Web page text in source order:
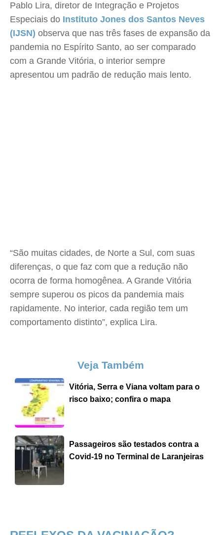
Pablo Lira, diretor de Integração e Projetos
Especiais do Instituto Jones dos Santos Neves
(IJSN) observa que nas três fases de expansão da
pandemia no Espírito Santo, ao ser comparado
com a Grande Vitória, o interior sempre
apresentou um padrão de redução mais lento.
“São muitas cidades, de Norte a Sul, com suas
diferenças, o que faz com que a redução não
ocorra de forma homogênea. A Grande Vitória
sempre superou os picos da pandemia mais
rapidamente. No interior, cada região tem um
comportamento distinto”, explica Lira.
Veja Também
Vitória, Serra e Viana voltam para o
risco baixo; confira o mapa
Passageiros são testados contra a
Covid-19 no Terminal de Laranjeiras